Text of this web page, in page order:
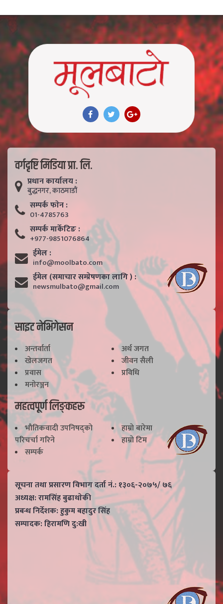
वर्गदृष्टि मिडिया प्रा. लि.
प्रधान कार्यालय :
बुद्धनगर, काठमाडाैं
सम्पर्क फाेन :
01-4785763
सम्पर्क मार्केटिङ :
+977-9851076864
ईमेल :
info@moolbato.com
ईमेल (समाचार सम्प्रेषणका लागि ) :
newsmulbato@gmail.com
साइट नेभिगेसन
अन्तर्वार्ता
अर्थ जगत
खेलजगत
जीवन सैली
प्रवास
प्रविधि
मनोरञ्जन
महत्वपूर्ण लिङ्कहरू
भाैतिकवादी उपनिषद्काे
परिचर्चा गरिने
हाम्राे बारेमा
हाम्राे टिम
सम्पर्क
सूचना तथा प्रसारण विभाग दर्ता नं.: १३०६-२०७५/ ७६
अध्यक्ष: रामसिंह बुढाथाेकी
प्रबन्ध निर्देशक: हुकुम बहादुर सिंह
सम्पादक: हिरामणि दु:खी